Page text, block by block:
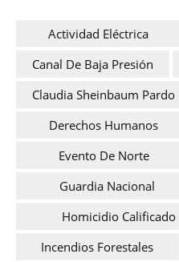
Actividad Eléctrica
Canal De Baja Presión
Claudia Sheinbaum Pardo
Derechos Humanos
Evento De Norte
Guardia Nacional
Homicidio Calificado
Incendios Forestales